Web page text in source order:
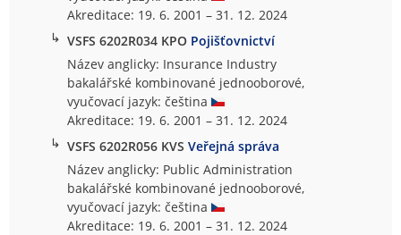
Akreditace: 19. 6. 2001 – 31. 12. 2024
↳ VSFS 6202R034 KPO Pojišťovnictví
Název anglicky: Insurance Industry
bakalářské kombinované jednooborové,
vyučovací jazyk: čeština
Akreditace: 19. 6. 2001 – 31. 12. 2024
↳ VSFS 6202R056 KVSVeřejná správa
Název anglicky: Public Administration
bakalářské kombinované jednooborové,
vyučovací jazyk: čeština
Akreditace: 19. 6. 2001 – 31. 12. 2024